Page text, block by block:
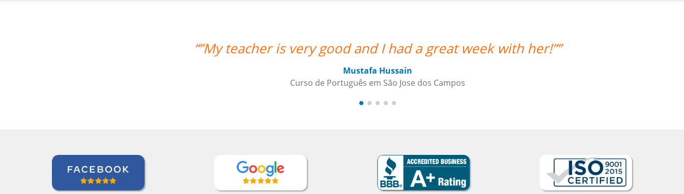
“”My teacher is very good and I had a great week with her!””
Mustafa Hussain
Curso de Português em São Jose dos Campos